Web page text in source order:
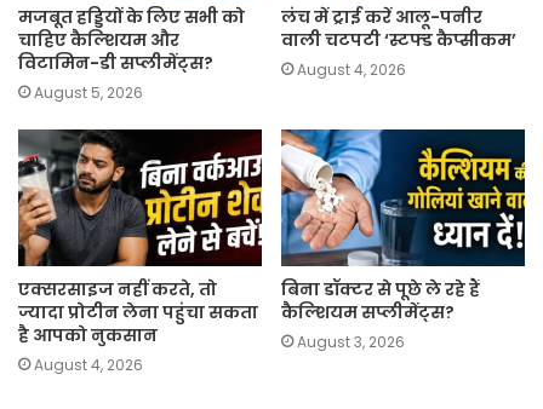
मजबूत हड्डियों के लिए सभी को
चाहिए कैल्शियम और
विटामिन-डी सप्लीमेंट्स?
August 5, 2026
लंच में ट्राई करें आलू-पनीर
वाली चटपटी ‘स्टफ्ड कैप्सीकम’
August 4, 2026
एक्सरसाइज नहीं करते, तो
ज्यादा प्रोटीन लेना पहुंचा सकता
है आपको नुकसान
August 4, 2026
बिना डॉक्टर से पूछे ले रहे हैं
कैल्शियम सप्लीमेंट्स?
August 3, 2026